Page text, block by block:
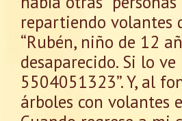
repartiendo volantes
“Rubén, niño de 12
desaparecido. Si lo
5504051323”. Y, al
árboles con volantes